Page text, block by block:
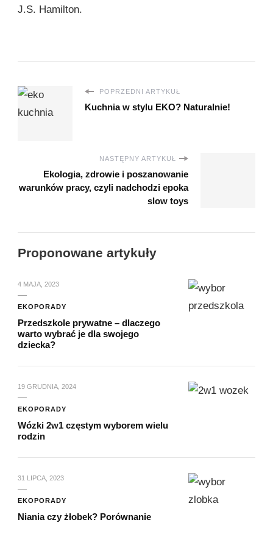
J.S. Hamilton.
POPRZEDNI ARTYKUŁ
Kuchnia w stylu EKO? Naturalnie!
NASTĘPNY ARTYKUŁ
Ekologia, zdrowie i poszanowanie
warunków pracy, czyli nadchodzi epoka
slow toys
Proponowane artykuły
4 MAJA, 2023
EKOPORADY
Przedszkole prywatne – dlaczego
warto wybrać je dla swojego
dziecka?
19 GRUDNIA, 2024
EKOPORADY
Wózki 2w1 częstym wyborem wielu
rodzin
31 LIPCA, 2023
EKOPORADY
Niania czy żłobek? Porównanie